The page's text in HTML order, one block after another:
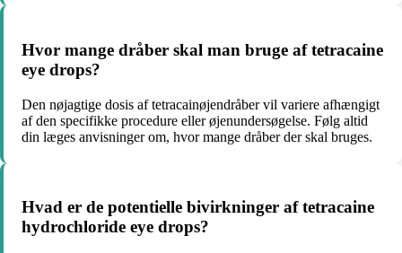
Hvor mange dråber skal man bruge af tetracaine
eye drops?
Den nøjagtige dosis af tetracainøjendråber vil variere afhængigt
af den specifikke procedure eller øjenundersøgelse. Følg altid
din læges anvisninger om, hvor mange dråber der skal bruges.
Hvad er de potentielle bivirkninger af tetracaine
hydrochloride eye drops?